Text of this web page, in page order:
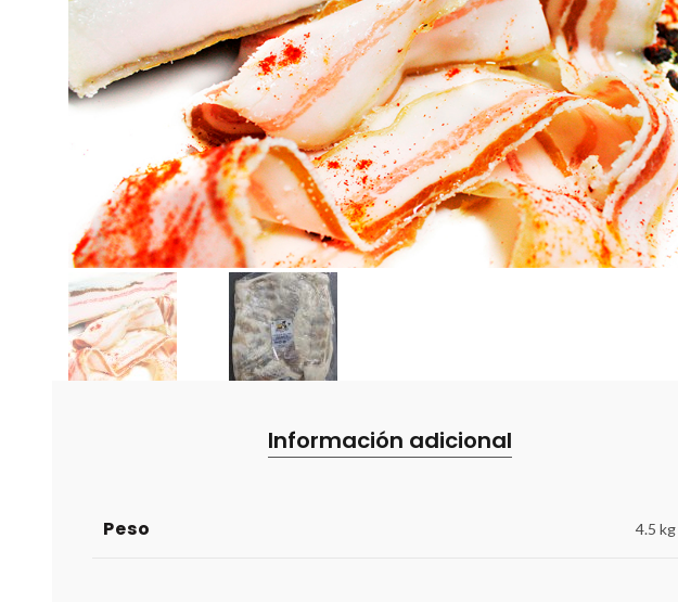
Información adicional
Peso 4.5 kg